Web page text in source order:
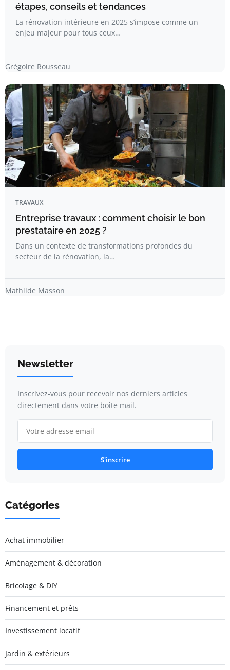
étapes, conseils et tendances
La rénovation intérieure en 2025 s’impose comme un
enjeu majeur pour tous ceux…
Grégoire Rousseau
TRAVAUX
Entreprise travaux : comment choisir le bon
prestataire en 2025 ?
Dans un contexte de transformations profondes du
secteur de la rénovation, la…
Mathilde Masson
Newsletter
Inscrivez-vous pour recevoir nos derniers articles
directement dans votre boîte mail.
S'inscrire
Catégories
Achat immobilier
Aménagement & décoration
Bricolage & DIY
Financement et prêts
Investissement locatif
Jardin & extérieurs